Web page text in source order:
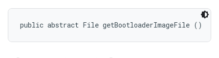
public abstract File getBootloaderImageFile ()